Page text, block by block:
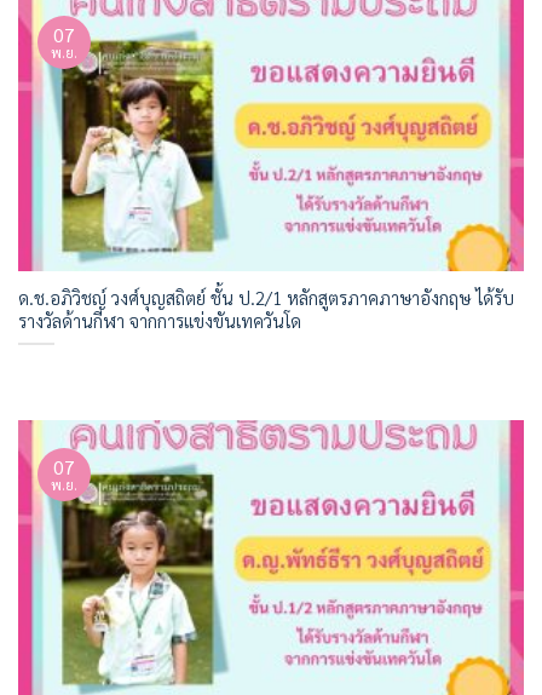
ด.ช.อภิวิชญ์ วงศ์บุญสถิตย์ ชั้น ป.2/1 หลักสูตรภาคภาษาอังกฤษ ได้รับ
รางวัลด้านกีฬา จากการแข่งขันเทควันโด
07
พ.ย.
07
พ.ย.